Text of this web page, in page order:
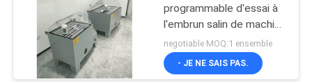
programmable d'essai à
l'embrun salin de machine
d'essai de corrosion
negotiable MOQ:1 ensemble
- JE NE SAIS PAS.